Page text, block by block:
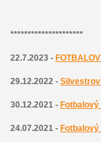
*********************
22.7.2023 -
29.12.2022 -
30.12.2021 -
24.07.2021 -